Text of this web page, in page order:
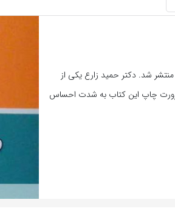
شد. دکتر حمید زارع یکی از
چاپ این کتاب به شدت احساس